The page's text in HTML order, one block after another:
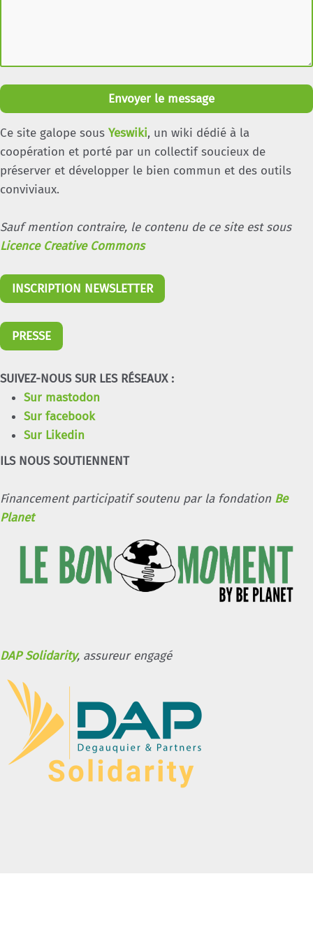
Envoyer le message
Ce site galope sous Yeswiki, un wiki dédié à la
coopération et porté par un collectif soucieux de
préserver et développer le bien commun et des outils
conviviaux.
Sauf mention contraire, le contenu de ce site est sous
Licence Creative Commons
INSCRIPTION NEWSLETTER
PRESSE
SUIVEZ-NOUS SUR LES RÉSEAUX :
Sur mastodon
Sur facebook
Sur Likedin
ILS NOUS SOUTIENNENT
Financement participatif soutenu par la fondation Be
Planet
DAP Solidarity, assureur engagé